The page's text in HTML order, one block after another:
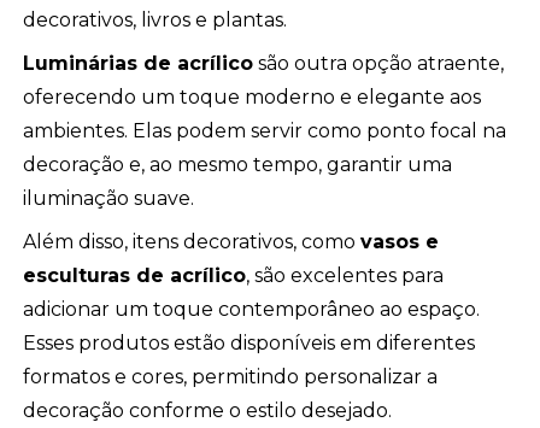
decorativos, livros e plantas.
Luminárias de acrílico são outra opção atraente,
oferecendo um toque moderno e elegante aos
ambientes. Elas podem servir como ponto focal na
decoração e, ao mesmo tempo, garantir uma
iluminação suave.
Além disso, itens decorativos, comovasos e
esculturas de acrílico, são excelentes para
adicionar um toque contemporâneo ao espaço.
Esses produtos estão disponíveis em diferentes
formatos e cores, permitindo personalizar a
decoração conforme o estilo desejado.